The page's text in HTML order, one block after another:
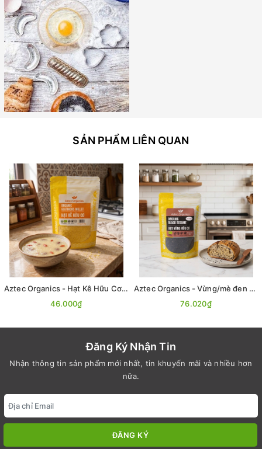
SẢN PHẨM LIÊN QUAN
Aztec Organics - Hạt Kê Hữu Cơ 200g
46.000₫
Aztec Organics - Vừng/mè đen hữu cơ 200g
76.020₫
Đăng Ký Nhận Tin
Nhận thông tin sản phẩm mới nhất, tin khuyến mãi và nhiều hơn
nữa.
ĐĂNG KÝ